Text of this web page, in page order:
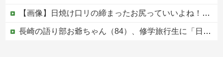
【画像】日焼け口リの締まったお尻っていいよね！ｗｗｗｗｗ
長崎の語り部お爺ちゃん（84）、修学旅行生に「日本も原爆を持たないと負ける」と言われびっくり！ 被団協代表（85）も中学生に「核を持たないで日本...